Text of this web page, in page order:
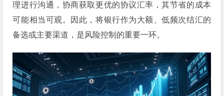
理进行沟通，协商获取更优的协议汇率，其节省的成本
可能相当可观。因此，将银行作为大额、低频次结汇的
备选或主要渠道，是风险控制的重要一环。